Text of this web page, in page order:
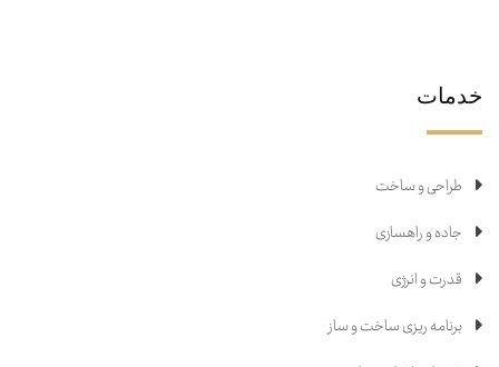
خدمات
طراحی و ساخت
جاده و راهسازی
قدرت و انرژی
برنامه ریزی ساخت و ساز